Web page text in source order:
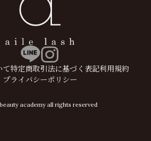
て特定商取引法に基づく表記利用規約
プライバシーポリシー
academy all rights reserved